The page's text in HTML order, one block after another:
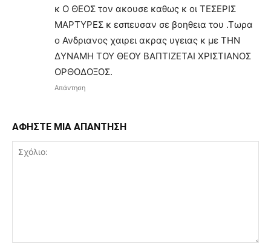
κ Ο ΘΕΟΣ τον ακουσε καθως κ οι ΤΕΣΕΡΙΣ
ΜΑΡΤΥΡΕΣ κ εσπευσαν σε βοηθεια του .Τωρα
ο Ανδριανος χαιρει ακρας υγειας κ με ΤΗΝ
ΔΥΝΑΜΗ ΤΟΥ ΘΕΟΥ ΒΑΠΤΙΖΕΤΑΙ ΧΡΙΣΤΙΑΝΟΣ
ΟΡΘΟΔΟΞΟΣ.
Απάντηση
ΑΦΗΣΤΕ ΜΙΑ ΑΠΑΝΤΗΣΗ